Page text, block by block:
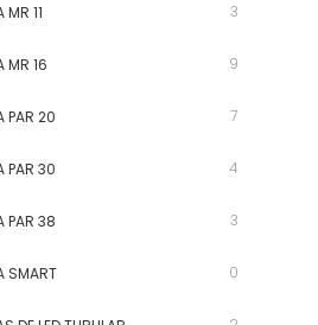
MR 11 3
MR 16 9
PAR 20 7
PAR 30 4
PAR 38 3
SMART 0